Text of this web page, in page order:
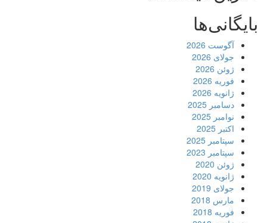
بایگانی‌ها
آگوست 2026
جولای 2026
ژوئن 2026
فوریه 2026
ژانویه 2026
دسامبر 2025
نوامبر 2025
اکتبر 2025
سپتامبر 2025
سپتامبر 2023
ژوئن 2020
ژانویه 2020
جولای 2019
مارس 2018
فوریه 2018